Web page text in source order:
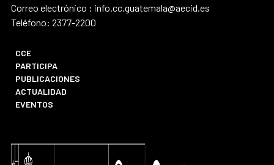
Correo electrónico : info.cc.guatemala@aecid.es
Teléfono: 2377-2200
CCE
PARTICIPA
PUBLICACIONES
ACTUALIDAD
EVENTOS